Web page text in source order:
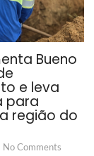
Bueno
e leva
para
região do
No Comments